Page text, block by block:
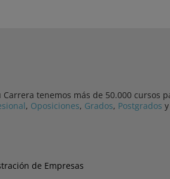
Carrera tenemos más de 50.000
, Oposiciones, Grados, Postgrados
de Empresas